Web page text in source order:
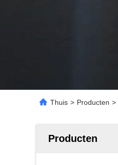
Thuis > Producten >
Producten